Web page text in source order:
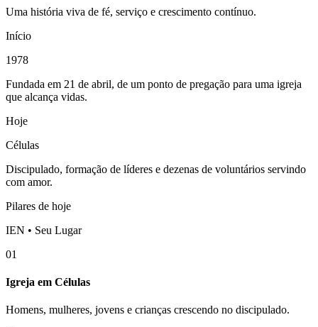
Uma história viva de fé, serviço e crescimento contínuo.
Início
1978
Fundada em 21 de abril, de um ponto de pregação para uma igreja
que alcança vidas.
Hoje
Células
Discipulado, formação de líderes e dezenas de voluntários servindo
com amor.
Pilares de hoje
IEN • Seu Lugar
01
Igreja em Células
Homens, mulheres, jovens e crianças crescendo no discipulado.